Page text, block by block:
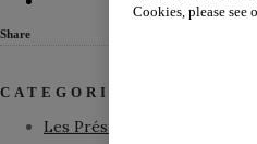
Share
CATEGORIES
Les Présidents
Cookies, please see